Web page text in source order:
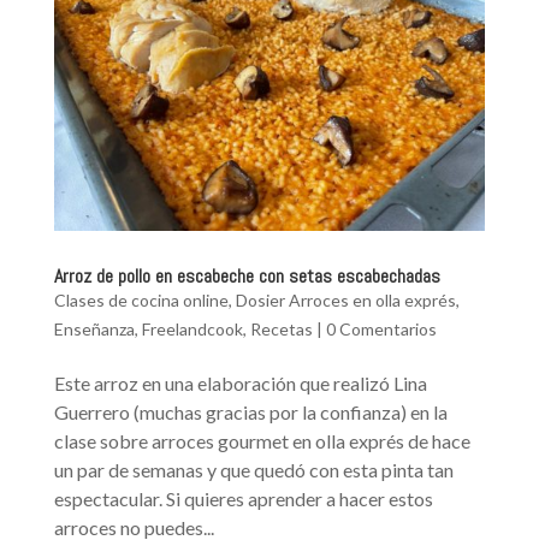
Arroz de pollo en escabeche con setas escabechadas
Clases de cocina online, Dosier Arroces en olla exprés,
Enseñanza, Freelandcook, Recetas | 0 Comentarios
Este arroz en una elaboración que realizó Lina
Guerrero (muchas gracias por la confianza) en la
clase sobre arroces gourmet en olla exprés de hace
un par de semanas y que quedó con esta pinta tan
espectacular. Si quieres aprender a hacer estos
arroces no puedes...